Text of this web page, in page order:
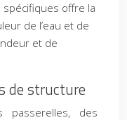
offre la
de l’eau et de
et de
de structure
passerelles, des